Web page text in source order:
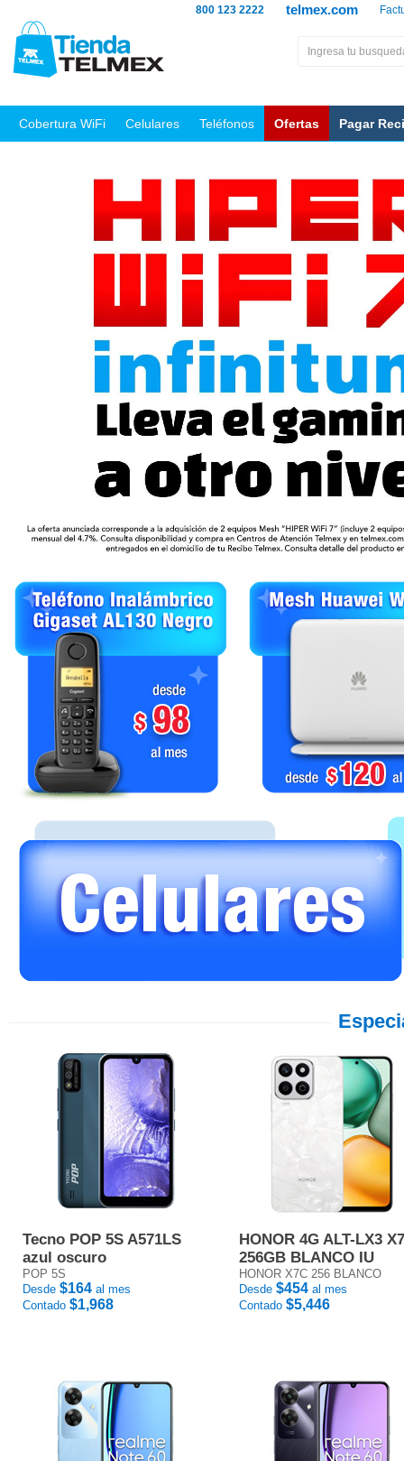
telmex.com
800 123 2222
Cobertura WiFi Celulares Teléfonos Ofertas Pagar
Tecno POP 5S A571LS
azul oscuro
POP 5S
Desde $164 al mes
Contado $1,968
HONOR 4G ALT-LX3
256GB BLANCO IU
HONOR X7C 256 BLANCO
Desde $454 al mes
Contado $5,446